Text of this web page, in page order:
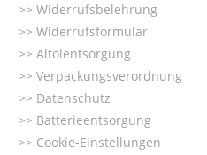
Widerrufsbelehrung
Widerrufsformular
Altölentsorgung
Verpackungsverordnung
Datenschutz
Batterieentsorgung
Cookie-Einstellungen